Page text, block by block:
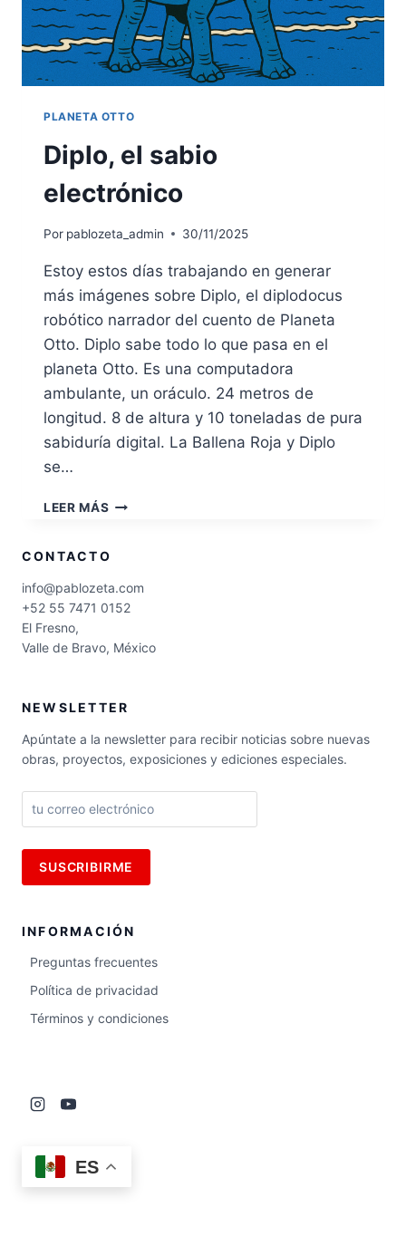
PLANETA OTTO
Diplo, el sabio
electrónico
Por pablozeta_admin 30/11/2025
Estoy estos días trabajando en generar
más imágenes sobre Diplo, el diplodocus
robótico narrador del cuento de Planeta
Otto. Diplo sabe todo lo que pasa en el
planeta Otto. Es una computadora
ambulante, un oráculo. 24 metros de
longitud. 8 de altura y 10 toneladas de pura
sabiduría digital. La Ballena Roja y Diplo
se…
LEER MÁS DIPLO,
ELECTRÓNICO
CONTACTO
info@pablozeta.com
+52 55 7471 0152
El Fresno,
Valle de Bravo, México
NEWSLETTER
Apúntate a la newsletter para recibir noticias sobre nuevas
obras, proyectos, exposiciones y ediciones especiales.
INFORMACIÓN
Preguntas frecuentes
Política de privacidad
Términos y condiciones
ES